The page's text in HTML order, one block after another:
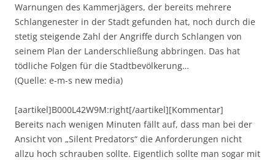
Warnungen des Kammerjägers, der bereits mehrere
Schlangenester in der Stadt gefunden hat, noch durch die
stetig steigende Zahl der Angriffe durch Schlangen von
seinem Plan der Landerschließung abbringen. Das hat
tödliche Folgen für die Stadtbevölkerung…
(Quelle: e-m-s new media)
[aartikel]B000L42W9M:right[/aartikel][Kommentar]
Bereits nach wenigen Minuten fällt auf, dass man bei der
Ansicht von „Silent Predators“ die Anforderungen nicht
allzu hoch schrauben sollte. Eigentlich sollte man sogar mit